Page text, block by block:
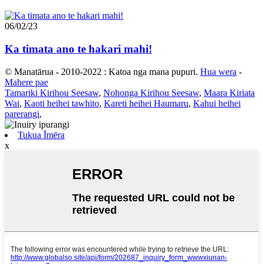
06/02/23
Ka timata ano te hakari mahi!
© Manatārua - 2010-2022 : Katoa nga mana pupuri. Hua wera -
Mahere pae
Tamariki Kirihou Seesaw, Nohonga Kirihou Seesaw, Maara Kiriata
Wai, Kaoti heihei tawhito, Kareti heihei Haumaru, Kahui heihei
parerangi,
Tukua Īmēra
x